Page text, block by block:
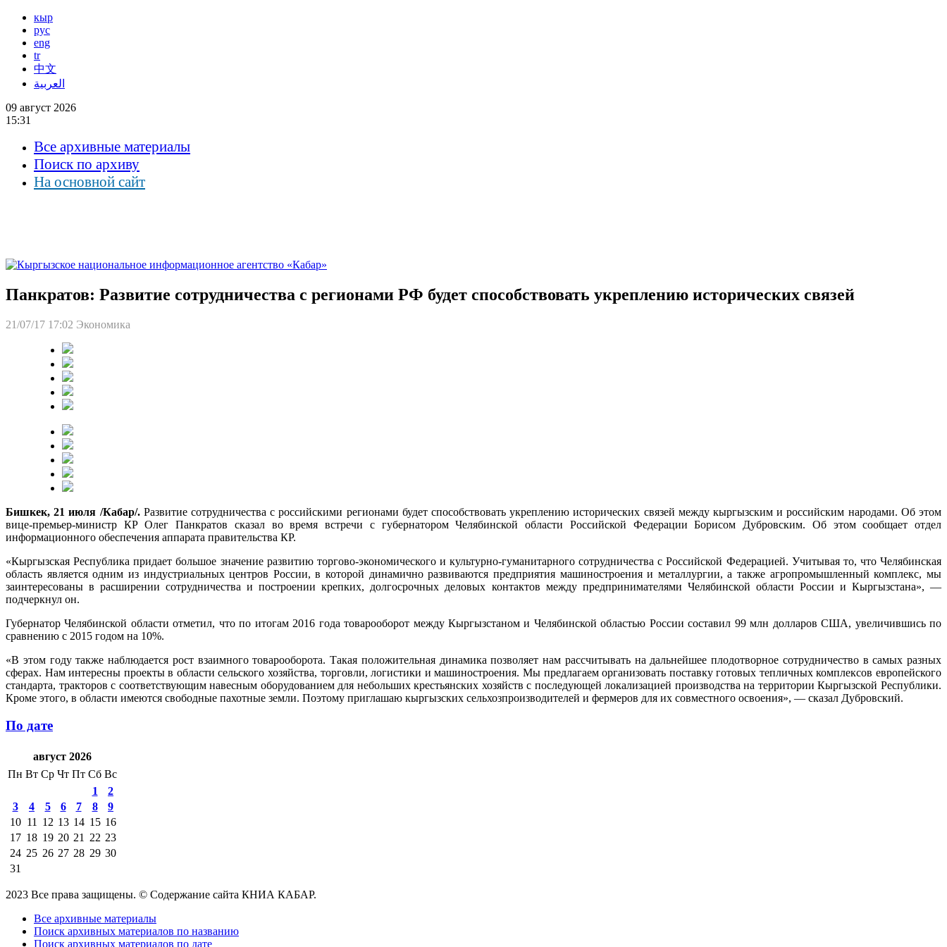
кыр
рус
eng
tr
中文
العربية
09 август 2026
15:31
Все архивные материалы
Поиск по архиву
На основной сайт
Панкратов: Развитие сотрудничества с регионами РФ будет способствовать укреплению исторических связей
21/07/17 17:02 Экономика
Бишкек, 21 июля /Кабар/.Развитие сотрудничества с российскими регионами будет способствовать укреплению исторических связей между кыргызским и российским народами. Об этом
вице-премьер-министр КР Олег Панкратов сказал во время встречи с губернатором Челябинской области Российской Федерации Борисом Дубровским. Об этом сообщает отдел
информационного обеспечения аппарата правительства КР.
«Кыргызская Республика придает большое значение развитию торгово-экономического и культурно-гуманитарного сотрудничества с Российской Федерацией. Учитывая то, что Челябинская
область является одним из индустриальных центров России, в которой динамично развиваются предприятия машиностроения и металлургии, а также агропромышленный комплекс, мы
заинтересованы в расширении сотрудничества и построении крепких, долгосрочных деловых контактов между предпринимателями Челябинской области России и Кыргызстана», —
подчеркнул он.
Губернатор Челябинской области отметил, что по итогам 2016 года товарооборот между Кыргызстаном и Челябинской областью России составил 99 млн долларов США, увеличившись по
сравнению с 2015 годом на 10%.
«В этом году также наблюдается рост взаимного товарооборота. Такая положительная динамика позволяет нам рассчитывать на дальнейшее плодотворное сотрудничество в самых разных
сферах. Нам интересны проекты в области сельского хозяйства, торговли, логистики и машиностроения. Мы предлагаем организовать поставку готовых тепличных комплексов европейского
стандарта, тракторов с соответствующим навесным оборудованием для небольших крестьянских хозяйств с последующей локализацией производства на территории Кыргызской Республики.
Кроме этого, в области имеются свободные пахотные земли. Поэтому приглашаю кыргызских сельхозпроизводителей и фермеров для их совместного освоения», — сказал Дубровский.
По дате
август 2026
Пн Вт Ср Чт Пт Сб Вс
1
2
3
4 5 6 7 8
9
10 11 12 13 14 15 16
17 18 19 20 21 22 23
24 25 26 27 28 29 30
31
2023 Все права защищены. © Содержание сайта КНИА КАБАР.
Все архивные материалы
Поиск архивных материалов по названию
Поиск архивных материалов по дате